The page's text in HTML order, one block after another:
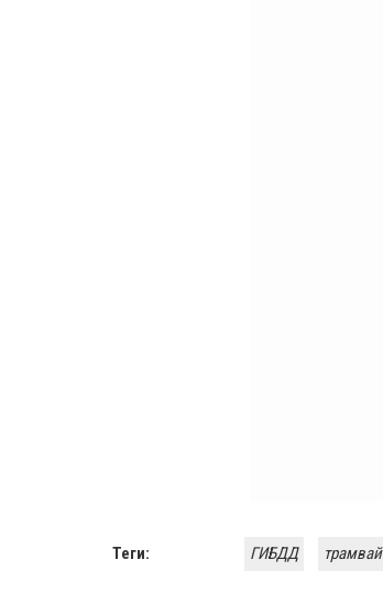
Теги: ГИБДД трамвай